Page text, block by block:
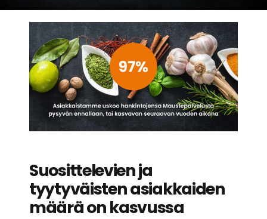
Suosittelevien ja
tyytyväisten asiakkaiden
määrä on kasvussa